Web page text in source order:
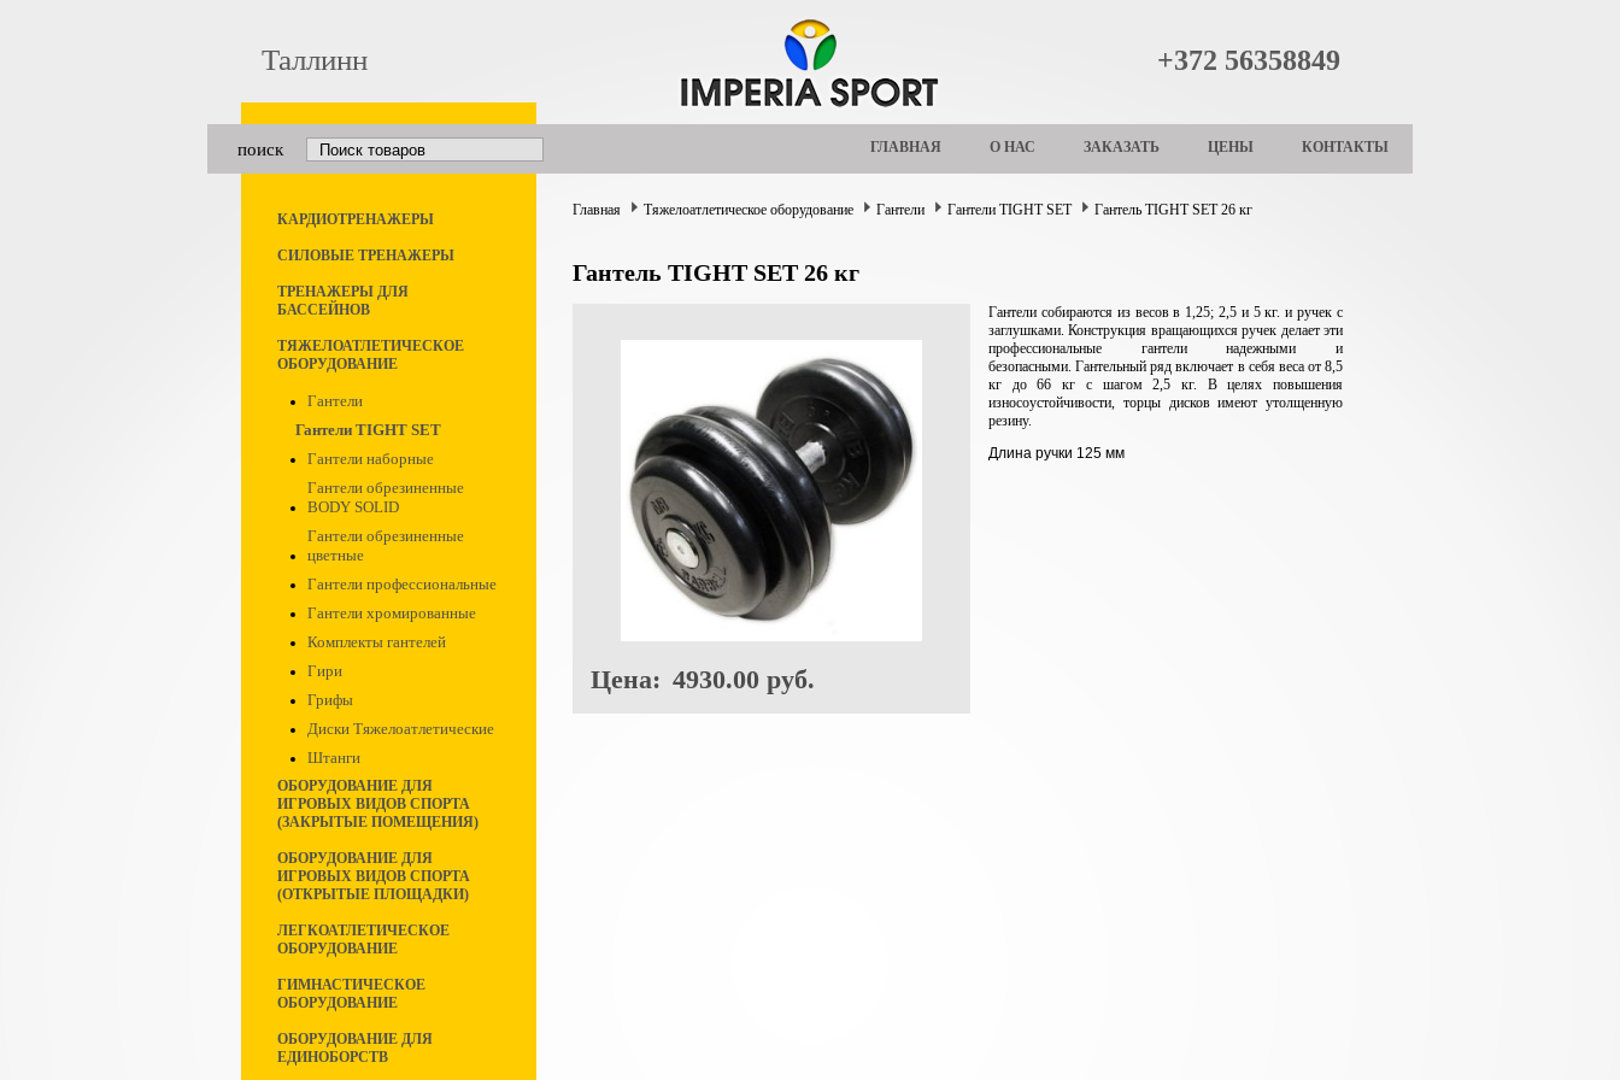
Таллинн +372 56358849
поиск ГЛАВНАЯ О НАС ЗАКАЗАТЬ ЦЕНЫ КОНТАКТЫ
КАРДИОТРЕНАЖЕРЫ
СИЛОВЫЕ ТРЕНАЖЕРЫ
ТРЕНАЖЕРЫ ДЛЯ
БАССЕЙНОВ
ТЯЖЕЛОАТЛЕТИЧЕСКОЕ
ОБОРУДОВАНИЕ
Гантели
Гантели TIGHT SET
Гантели наборные
Гантели обрезиненные
BODY SOLID
Гантели обрезиненные
цветные
Гантели профессиональные
Гантели хромированные
Комплекты гантелей
Гири
Грифы
Диски Тяжелоатлетические
Штанги
ОБОРУДОВАНИЕ ДЛЯ
ИГРОВЫХ ВИДОВ СПОРТА
(ЗАКРЫТЫЕ ПОМЕЩЕНИЯ)
ОБОРУДОВАНИЕ ДЛЯ
ИГРОВЫХ ВИДОВ СПОРТА
(ОТКРЫТЫЕ ПЛОЩАДКИ)
ЛЕГКОАТЛЕТИЧЕСКОЕ
ОБОРУДОВАНИЕ
ГИМНАСТИЧЕСКОЕ
ОБОРУДОВАНИЕ
ОБОРУДОВАНИЕ ДЛЯ
ЕДИНОБОРСТВ
Главная Тяжелоатлетическое оборудование Гантели Гантели TIGHT SET Гантель TIGHT SET 26 кг
Гантель TIGHT SET 26 кг
Цена: 4930.00 руб.
Гантели собираются из весов в 1,25; 2,5 и 5 кг. и ручек с
заглушками. Конструкция вращающихся ручек делает эти
профессиональные гантели надежными и
безопасными.Гантельный ряд включает в себя веса от 8,5
кг до 66 кг с шагом 2,5 кг. В целях повышения
износоустойчивости, торцы дисков имеют утолщенную
резину.
Длина ручки 125 мм